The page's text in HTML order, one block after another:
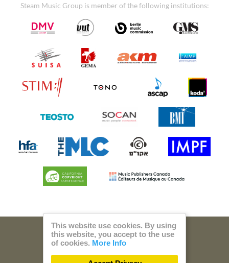
Steam Music Group is member of the following institutions:
© 2026 Steam Music
Privacy Imprint
This website use cookies. By using
this website, you accept to the use
of cookies. More Info